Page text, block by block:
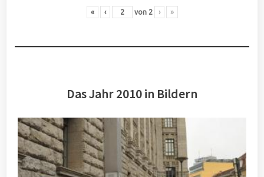
« ‹ von 2 › »
Das Jahr 2010 in Bildern